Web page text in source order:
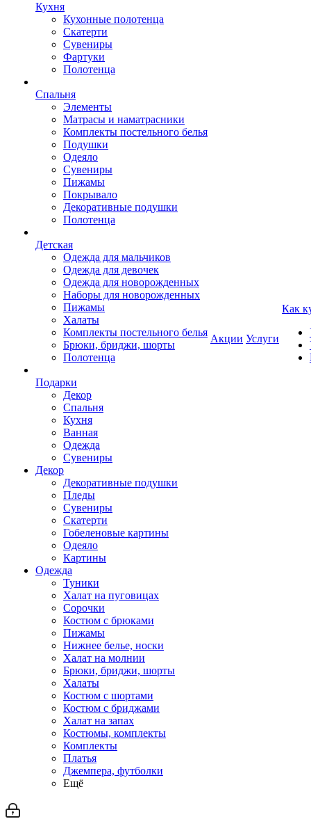
Кухня
Кухонные полотенца
Скатерти
Сувениры
Фартуки
Полотенца
Спальня
Элементы
Матрасы и наматрасники
Комплекты постельного белья
Подушки
Одеяло
Сувениры
Пижамы
Покрывало
Декоративные подушки
Полотенца
Детская
Одежда для мальчиков
Одежда для девочек
Одежда для новорожденных
Наборы для новорожденных
Пижамы
Халаты
Комплекты постельного белья
Брюки, бриджи, шорты
Полотенца
Подарки
Декор
Спальня
Кухня
Ванная
Одежда
Сувениры
Декор
Декоративные подушки
Пледы
Сувениры
Скатерти
Гобеленовые картины
Одеяло
Картины
Одежда
Туники
Халат на пуговицах
Сорочки
Костюм с брюками
Пижамы
Нижнее белье, носки
Халат на молнии
Брюки, бриджи, шорты
Халаты
Костюм с шортами
Костюм с бриджами
Халат на запах
Костюмы, комплекты
Комплекты
Платья
Джемпера, футболки
Ещё
Акции Услуги
Как